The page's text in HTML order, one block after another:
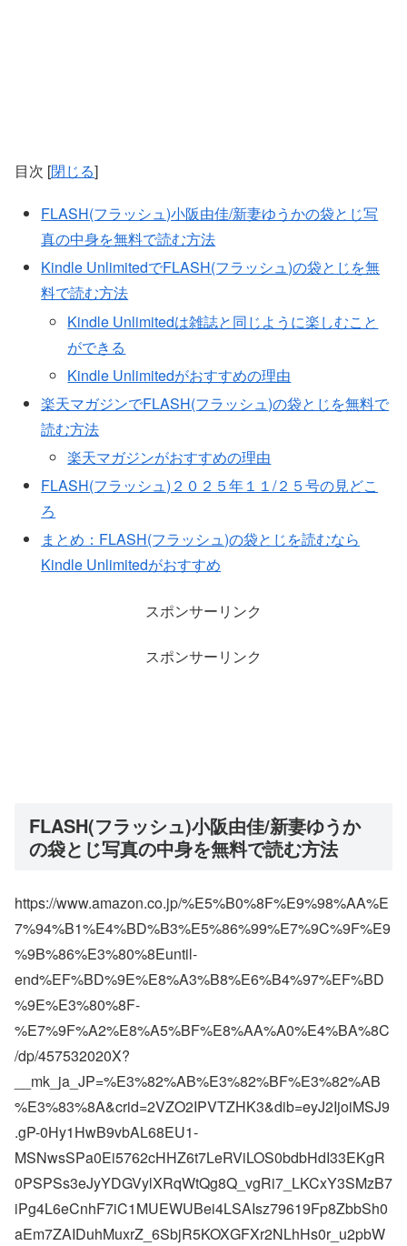
目次 [閉じる]
FLASH(フラッシュ)小阪由佳/新妻ゆうかの袋とじ写
真の中身を無料で読む方法
Kindle UnlimitedでFLASH(フラッシュ)の袋とじを無
料で読む方法
Kindle Unlimitedは雑誌と同じように楽しむこと
ができる
Kindle Unlimitedがおすすめの理由
楽天マガジンでFLASH(フラッシュ)の袋とじを無料で
読む方法
楽天マガジンがおすすめの理由
FLASH(フラッシュ)２０２５年１１/２５号の見どこ
ろ
まとめ：FLASH(フラッシュ)の袋とじを読むなら
Kindle Unlimitedがおすすめ
スポンサーリンク
スポンサーリンク
FLASH(フラッシュ)小阪由佳/新妻ゆうか
の袋とじ写真の中身を無料で読む方法
https://www.amazon.co.jp/%E5%B0%8F%E9%98%AA%E
7%94%B1%E4%BD%B3%E5%86%99%E7%9C%9F%E9
%9B%86%E3%80%8Euntil-
end%EF%BD%9E%E8%A3%B8%E6%B4%97%EF%BD
%9E%E3%80%8F-
%E7%9F%A2%E8%A5%BF%E8%AA%A0%E4%BA%8C
/dp/457532020X?
__mk_ja_JP=%E3%82%AB%E3%82%BF%E3%82%AB
%E3%83%8A&crid=2VZO2IPVTZHK3&dib=eyJ2IjoiMSJ9
.gP-0Hy1HwB9vbAL68EU1-
MSNwsSPa0Ei5762cHHZ6t7LeRViLOS0bdbHdI33EKgR
0PSPSs3eJyYDGVylXRqWtQg8Q_vgRi7_LKCxY3SMzB7
iPg4L6eCnhF7iC1MUEWUBei4LSAIsz79619Fp8ZbbSh0
aEm7ZAIDuhMuxrZ_6SbjR5KOXGFXr2NLhHs0r_u2pbW